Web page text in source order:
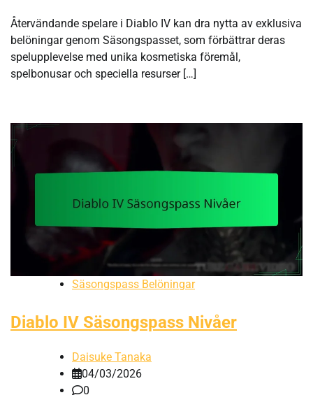
Återvändande spelare i Diablo IV kan dra nytta av exklusiva
belöningar genom Säsongspasset, som förbättrar deras
spelupplevelse med unika kosmetiska föremål,
spelbonusar och speciella resurser […]
Säsongspass Belöningar
Diablo IV Säsongspass Nivåer
Daisuke Tanaka
04/03/2026
0